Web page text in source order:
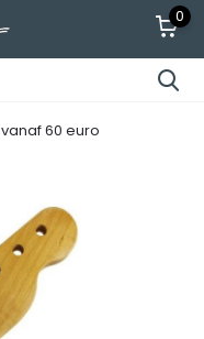
0
vanaf 60 euro